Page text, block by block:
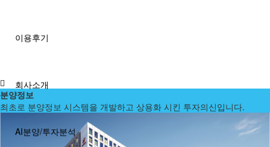
이용후기
회사소개
AI분양/투자분석
분양정보
최초로 분양정보 시스템을 개발하고 상용화 시킨 투자의신입니다.